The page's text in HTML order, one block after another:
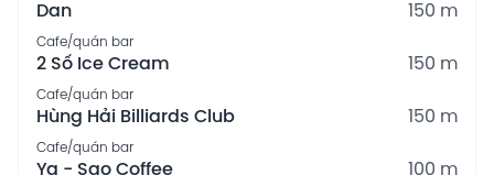
Dan
150 m
Cafe/quán bar
2 Số Ice Cream 150 m
Cafe/quán bar
Hùng Hải Billiards Club 150 m
Cafe/quán bar
Ya - Sao Coffee 100 m